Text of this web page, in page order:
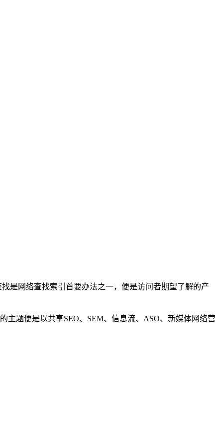
是网络查找索引首要办法之一，便是访问者期望了解的产
主题便是以共享SEO、SEM、信息流、ASO、新媒体网络营